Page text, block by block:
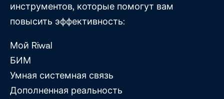
инструментов, которые помогут вам
повысить эффективность:
Мой Riwal
БИМ
Умная системная связь
Дополненная реальность